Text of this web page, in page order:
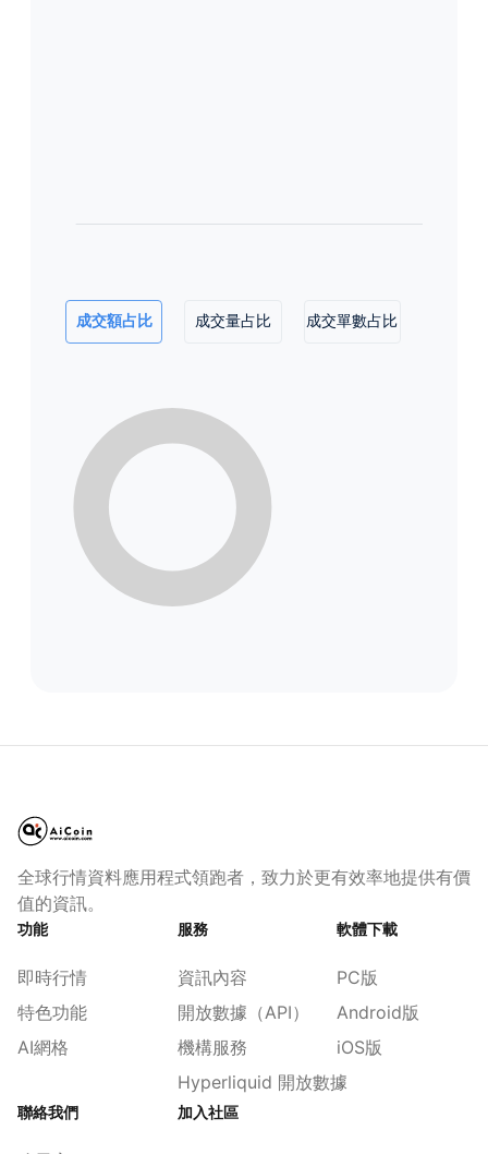
成交額占比 成交量占比 成交單數占比
全球行情資料應用程式領跑者，致力於更有效率地提供有價
值的資訊。
功能
即時行情
特色功能
AI網格
服務
資訊內容
開放數據（API）
機構服務
Hyperliquid 開放數據
軟體下載
PC版
Android版
iOS版
聯絡我們 加入社區